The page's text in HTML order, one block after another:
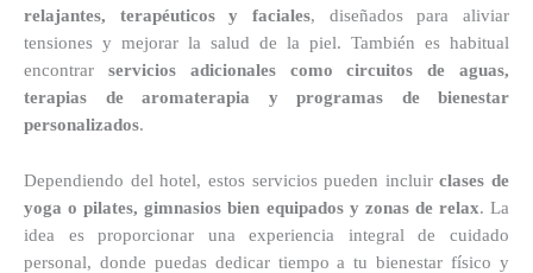
relajantes, terapéuticos y faciales, diseñados para aliviar
tensiones y mejorar la salud de la piel. También es habitual
encontrar servicios adicionales como circuitos de aguas,
terapias de aromaterapia y programas de bienestar
personalizados.
Dependiendo del hotel, estos servicios pueden incluirclases de
yoga o pilates, gimnasios bien equipados y zonas de relax. La
idea es proporcionar una experiencia integral de cuidado
personal, donde puedas dedicar tiempo a tu bienestar físico y